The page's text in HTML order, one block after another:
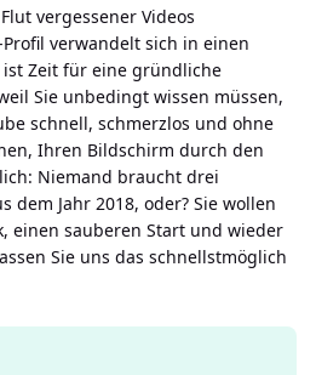
vergessener Videos
verwandelt sich in einen
Zeit für eine gründliche
Sie unbedingt wissen müssen,
schnell, schmerzlos und ohne
Ihren Bildschirm durch den
Niemand braucht drei
dem Jahr 2018, oder? Sie wollen
einen sauberen Start und wieder
Sie uns das schnellstmöglich